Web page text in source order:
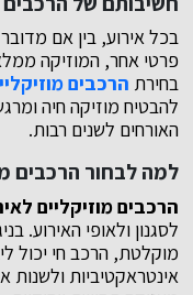
בכל אירוע, בין אם
פרטי אחר, המוזיקה
בחירת הרכבים
להבטיח מוזיקה חיה
האורחים לשנים רבות.
למה לבחור הרכבים
הרכבים מוזיקליים
לסגנון ולאופי האירוע.
מוקלטת, הרכב חי יכול
אינטראקטיביות ולשנות